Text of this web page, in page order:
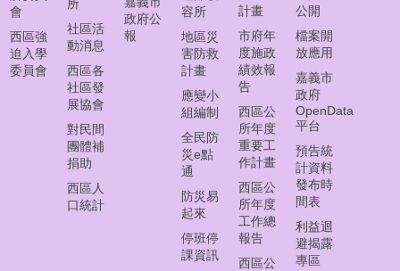
府
訊
公
會
西區強
迫入學
委員會
所
社區活
動消息
西區各
社區發
展協會
對民間
團體補
捐助
西區人
口統計
政府公
報
容所
地區災
害防救
計畫
應變小
組編制
全民防
災e點
通
防災易
起來
停班停
課資訊
計畫
市府年
度施政
績效報
告
西區公
所年度
重要工
作計畫
西區公
所年度
工作總
報告
西區公
公開
檔案開
放應用
嘉義市
政府
OpenData
平台
預告統
計資料
發布時
間表
利益迴
避揭露
專區